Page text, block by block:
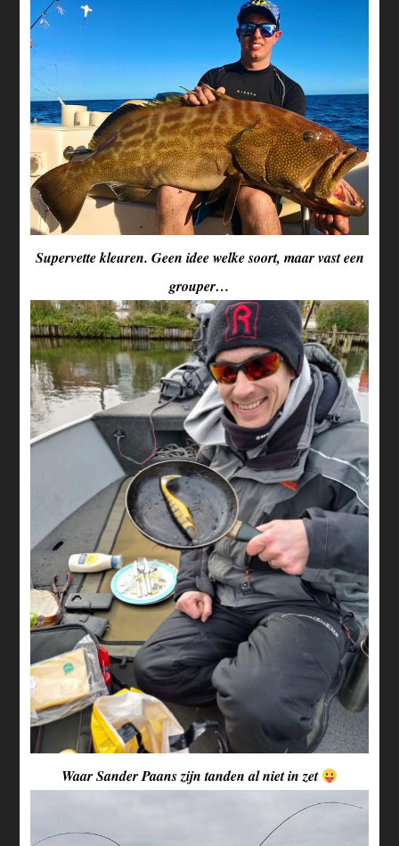
Supervette kleuren. Geen idee welke soort, maar vast een
grouper…
Waar Sander Paans zijn tanden al niet in zet